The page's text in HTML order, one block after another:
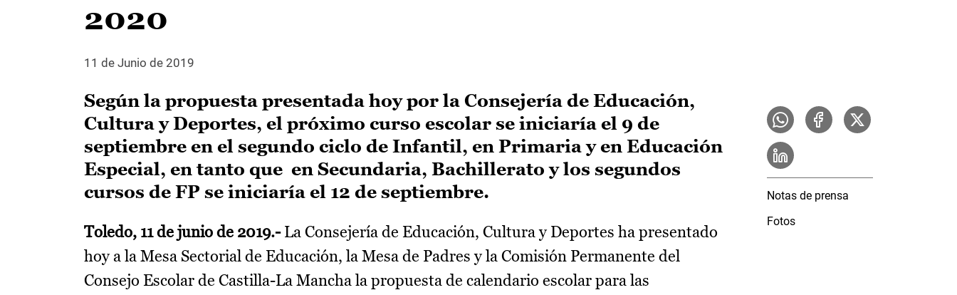
2020
11 de Junio de 2019
Según la propuesta presentada hoy por la Consejería de Educación,
Cultura y Deportes, el próximo curso escolar se iniciaría el 9 de
septiembre en el segundo ciclo de Infantil, en Primaria y en Educación
Especial, en tanto que en Secundaria, Bachillerato y los segundos
cursos de FP se iniciaría el 12 de septiembre.
Toledo, 11 de junio de 2019.- La Consejería de Educación, Cultura y Deportes ha presentado
hoy a la Mesa Sectorial de Educación, la Mesa de Padres y la Comisión Permanente del
Consejo Escolar de Castilla-La Mancha la propuesta de calendario escolar para las
Notas de prensa
Fotos